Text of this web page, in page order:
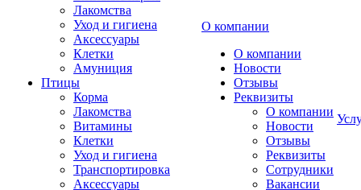
Лакомства
Уход и гигиена
Аксессуары
Клетки
Амуниция
Птицы
Корма
Лакомства
Витамины
Клетки
Уход и гигиена
Транспортировка
Аксессуары
О компании
О компании
Новости
Отзывы
Реквизиты
О компании
Новости
Отзывы
Реквизиты
Сотрудники
Вакансии